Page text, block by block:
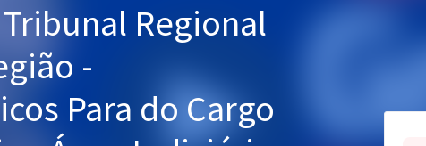
Tribunal Regional
-
Para do Cargo